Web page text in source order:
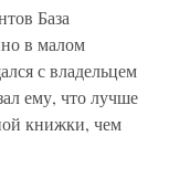
База
в малом
с владельцем
ему, что лучше
книжки, чем